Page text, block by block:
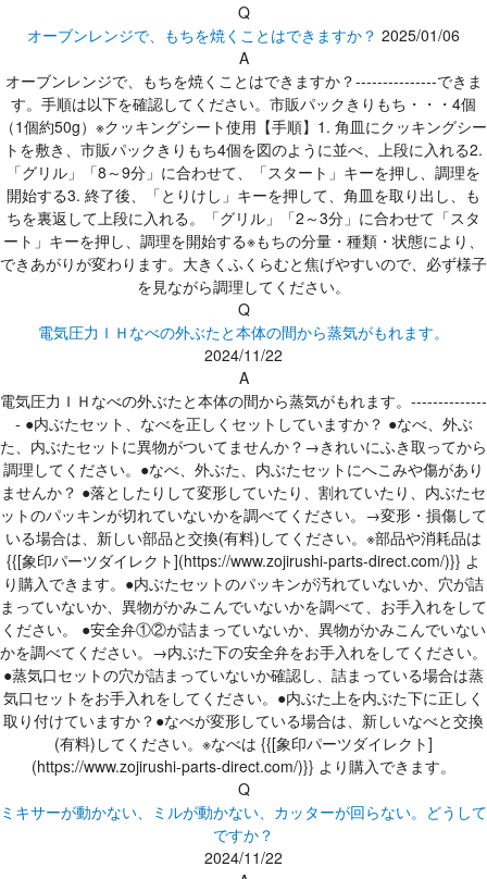
Q
オーブンレンジで、もちを焼くことはできますか？ 2025/01/06
A
オーブンレンジで、もちを焼くことはできますか？---------------できま
す。手順は以下を確認してください。市販パックきりもち・・・4個
（1個約50g）※クッキングシート使用【手順】1. 角皿にクッキングシー
トを敷き、市販パックきりもち4個を図のように並べ、上段に入れる2.
「グリル」「8～9分」に合わせて、「スタート」キーを押し、調理を
開始する3. 終了後、「とりけし」キーを押して、角皿を取り出し、も
ちを裏返して上段に入れる。「グリル」「2～3分」に合わせて「スタ
ート」キーを押し、調理を開始する※もちの分量・種類・状態により、
できあがりが変わります。大きくふくらむと焦げやすいので、必ず様子
を見ながら調理してください。
Q
電気圧力ＩＨなべの外ぶたと本体の間から蒸気がもれます。
2024/11/22
A
電気圧力ＩＨなべの外ぶたと本体の間から蒸気がもれます。--------------
- ●内ぶたセット、なべを正しくセットしていますか？ ●なべ、外ぶ
た、内ぶたセットに異物がついてませんか？→きれいにふき取ってから
調理してください。●なべ、外ぶた、内ぶたセットにへこみや傷があり
ませんか？ ●落としたりして変形していたり、割れていたり、内ぶたセ
ットのパッキンが切れていないかを調べてください。→変形・損傷して
いる場合は、新しい部品と交換(有料)してください。※部品や消耗品は
{{[象印パーツダイレクト](https://www.zojirushi-parts-direct.com/)}} よ
り購入できます。●内ぶたセットのパッキンが汚れていないか、穴が詰
まっていないか、異物がかみこんでいないかを調べて、お手入れをして
ください。 ●安全弁①②が詰まっていないか、異物がかみこんでいない
かを調べてください。→内ぶた下の安全弁をお手入れをしてください。
●蒸気口セットの穴が詰まっていないか確認し、詰まっている場合は蒸
気口セットをお手入れをしてください。●内ぶた上を内ぶた下に正しく
取り付けていますか？●なべが変形している場合は、新しいなべと交換
(有料)してください。※なべは {{[象印パーツダイレクト]
(https://www.zojirushi-parts-direct.com/)}} より購入できます。
Q
ミキサーが動かない、ミルが動かない、カッターが回らない。どうして
ですか？
2024/11/22